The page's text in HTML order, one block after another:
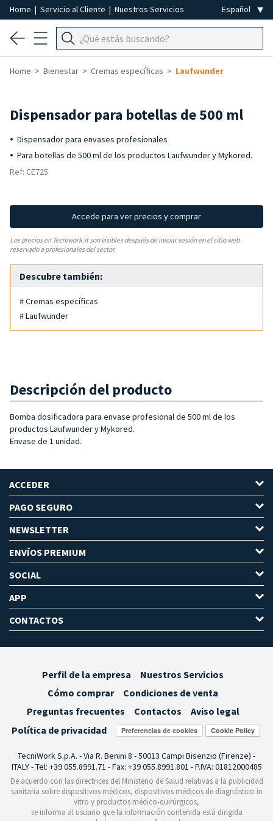
Home | Servicio al Cliente | Nuestros Servicios
Home Bienestar Cremas específicas Laufwunder
Dispensador para botellas de 500 ml
Dispensador para envases profesionales
Para botellas de 500 ml de los productos Laufwunder y Mykored.
Ref: CE725
Accede para ver precios y comprar
Los precios en Tecniwork.it son visibles después de iniciar sesión en el sitio web
reservado a profesionales del sector.
Descubre también:
# Cremas específicas
# Laufwunder
Descripción del producto
Bomba dosificadora para envase profesional de 500 ml de los
productos Laufwunder y Mykored.
Envase de 1 unidad.
ACCEDER
PAGO SEGURO
NEWSLETTER
ENVÍOS PREMIUM
SOCIAL
APP
CONTACTOS
Perfil de la empresa
Nuestros Servicios
Cómo comprar
Condiciones de venta
Preguntas frecuentes
Contactos
Aviso legal
Política de privacidad
Preferencias de cookies
TecniWork S.p.A. - Via R. Benini 8 - 50013 Campi Bisenzio (Firenze) -
ITALY - Tel: +39 055.8991.71 - Fax: +39 055.8991.801 - P.IVA: 01812000485
De acuerdo con las directrices del Ministerio de Salud relativas a la publicidad
sanitaria sobre dispositivos médicos, dispositivos médicos de diagnóstico in
vitro y productos médico-quirúrgicos,
se informa al usuario que la información contenida está dirigida